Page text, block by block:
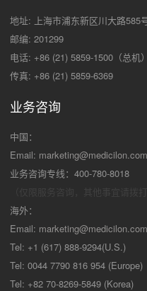
地址: 上海市浦东新区川大路585
邮编: 201299
电话: +86 (21) 5859-1500（总机）
传真: +86 (21) 5859-6369
业务咨询
中国：
Email: marketing@medicilon.com
业务咨询专线：400-780-8018
海外：
Email: marketing@medicilon.com
Tel: +1 (617) 888-9294(U.S.)
Tel: 0044 7790 816 954 (Europe)
Tel: +82 70-8269-5849 (Korea)